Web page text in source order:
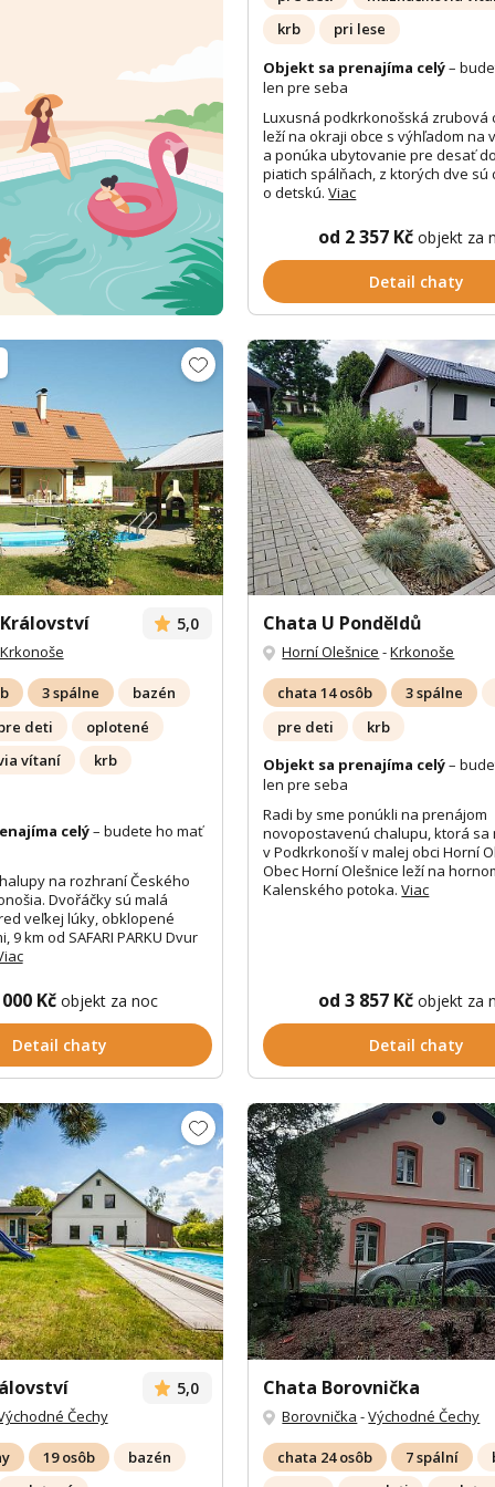
krb
pri lese
Objekt sa prenajíma celý–
len pre seba
Luxusná podkrkonošská zrubová
leží na okraji obce s výhľadom na
a ponúka ubytovanie pre desať
piatich spálňach, z ktorých dve sú
o detskú.Viac
od 2 357 Kč objekt za
Detail chaty
5,0
Krkonoše
3 spálne
bazén
deti
oplotené
vítaní
krb
celý– budete ho mať
na rozhraní Českého
Dvořáčky sú malá
veľkej lúky, obklopené
9 km od SAFARI PARKU Dvur
Kč objekt za noc
Detail chaty
Chata U Ponděldů
Horní Olešnice -Krkonoše
chata 14 osôb 3 spálne
pre deti
krb
Objekt sa prenajíma celý–
len pre seba
Radi by sme ponúkli na prenájom
novopostavenú chalupu, ktorá sa
v Podkrkonoší v malej obci Horní
Obec Horní Olešnice leží na
Kalenského potoka.Viac
od 3 857 Kč objekt za
Detail chaty
5,0
Čechy
19 osôb
bazén
Chata Borovnička
Borovnička -Východné Čechy
chata 24 osôb 7 spální